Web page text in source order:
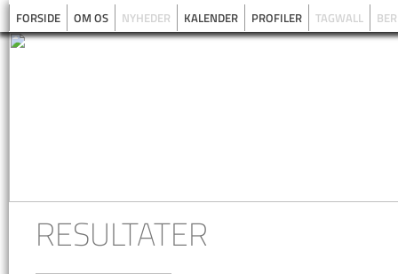
FORSIDE OM OS NYHEDER KALENDER PROFILER TAGWALL
RESULTATER